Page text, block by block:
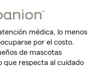
médica, lo menos
por el costo.
de mascotas
que respecta al cuidado